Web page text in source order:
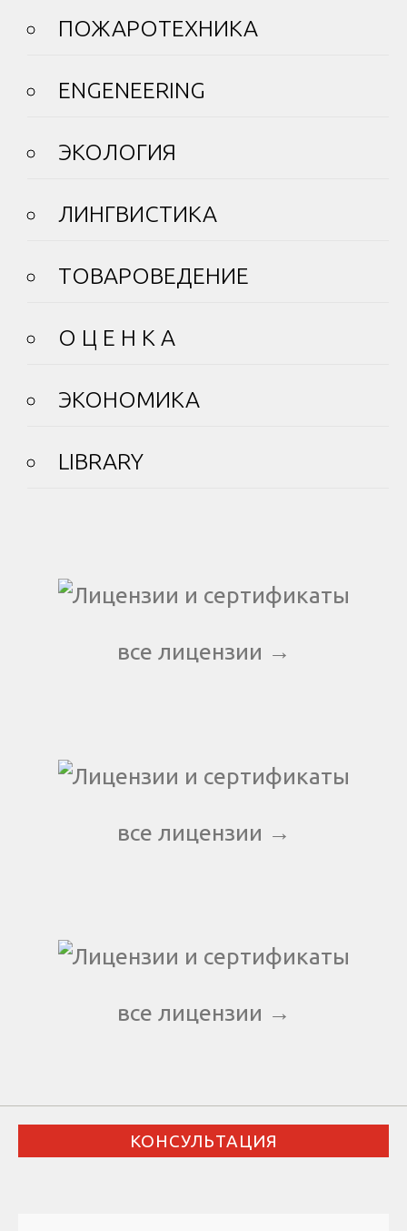
ПОЖАРОТЕХНИКА
ENGENEERING
ЭКОЛОГИЯ
ЛИНГВИСТИКА
ТОВАРОВЕДЕНИЕ
О Ц Е Н К А
ЭКОНОМИКА
LIBRARY
все лицензии →
все лицензии →
все лицензии →
КОНСУЛЬТАЦИЯ